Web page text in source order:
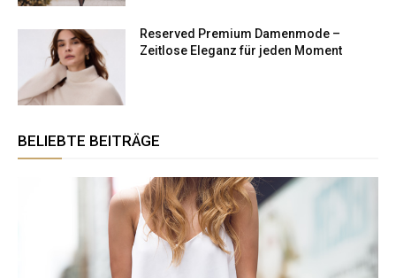
Reserved Premium Damenmode –
Zeitlose Eleganz für jeden Moment
BELIEBTE BEITRÄGE